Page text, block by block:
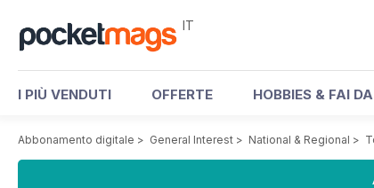
IT
I PIÙ VENDUTI OFFERTE HOBBIES & FAI
Abbonamento digitale > General Interest > National & Regional >